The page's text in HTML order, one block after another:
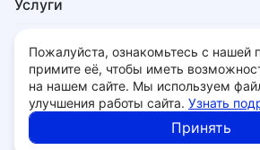
Услуги
Для покупателей
© 2026 - 28bit.ru компьютеры и
Политика обработки персональных
Пожалуйста, ознакомьтесь с нашей
примите её, чтобы иметь
на нашем сайте. Мы используем
улучшения работы сайта. Узнать
Принять